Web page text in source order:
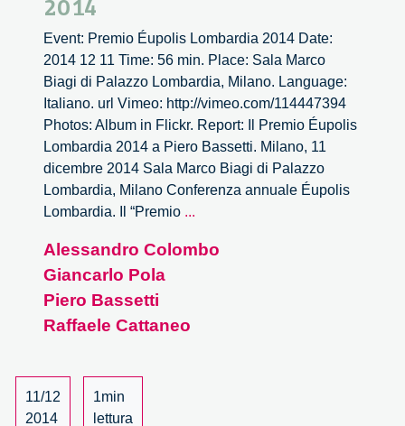
2014
Event: Premio Éupolis Lombardia 2014 Date:
2014 12 11 Time: 56 min. Place: Sala Marco
Biagi di Palazzo Lombardia, Milano. Language:
Italiano. url Vimeo: http://vimeo.com/114447394
Photos: Album in Flickr. Report: Il Premio Éupolis
Lombardia 2014 a Piero Bassetti. Milano, 11
dicembre 2014 Sala Marco Biagi di Palazzo
Lombardia, Milano Conferenza annuale Éupolis
Lombardia. Il “Premio ...
Lombardia
Alessandro Colombo
Giancarlo Pola
Piero Bassetti
Raffaele Cattaneo
11/12
2014
1min
lettura